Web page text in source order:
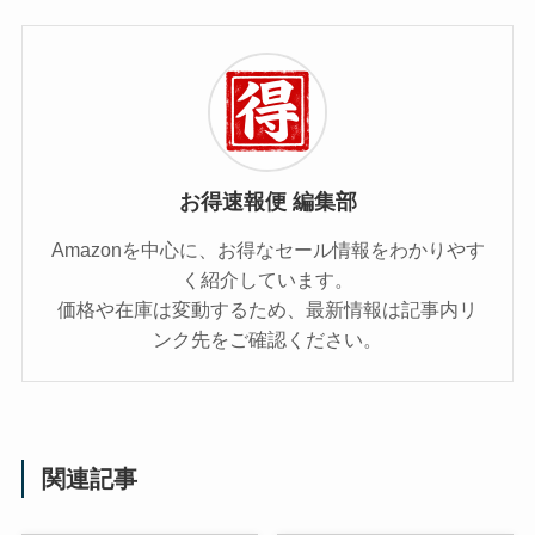
お得速報便 編集部
Amazonを中心に、お得なセール情報をわかりやす
く紹介しています。
価格や在庫は変動するため、最新情報は記事内リ
ンク先をご確認ください。
関連記事